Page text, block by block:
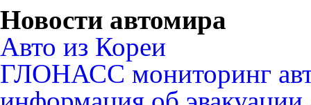
Новости автомира
Авто из Кореи
ГЛОНАСС мониторинг